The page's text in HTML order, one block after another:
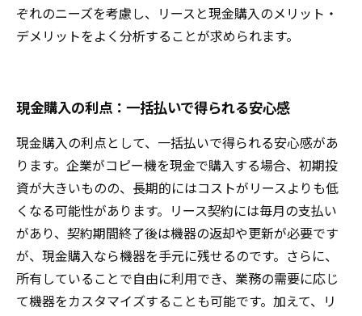
ぞれのニーズを考慮し、リースと現金購入のメリット・
デメリットをよく分析することが求められます。
現金購入の利点：一括払いで得られる安心感
現金購入の利点として、一括払いで得られる安心感があ
ります。企業がコピー機を現金で購入する場合、初期投
資が大きいものの、長期的にはコストがリースよりも低
くなる可能性があります。リース契約には毎月の支払い
があり、契約期間終了後は機器の返却や更新が必要です
が、現金購入なら機器を手元に残せるのです。さらに、
所有していることで自由に利用でき、業務の需要に応じ
て機器をカスタマイズすることも可能です。加えて、リ